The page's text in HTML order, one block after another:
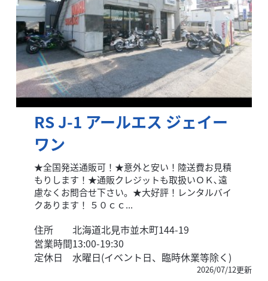
RS J-1 アールエス ジェイー
ワン
★全国発送通販可！★意外と安い！陸送費お見積
もりします！★通販クレジットも取扱いＯＫ､遠
慮なくお問合せ下さい。★大好評！レンタルバイ
クあります！ ５０ｃｃ...
住所
北海道北見市並木町144-19
営業時間13:00-19:30
定休日
水曜日(イベント日、臨時休業等除く)
2026/07/12更新